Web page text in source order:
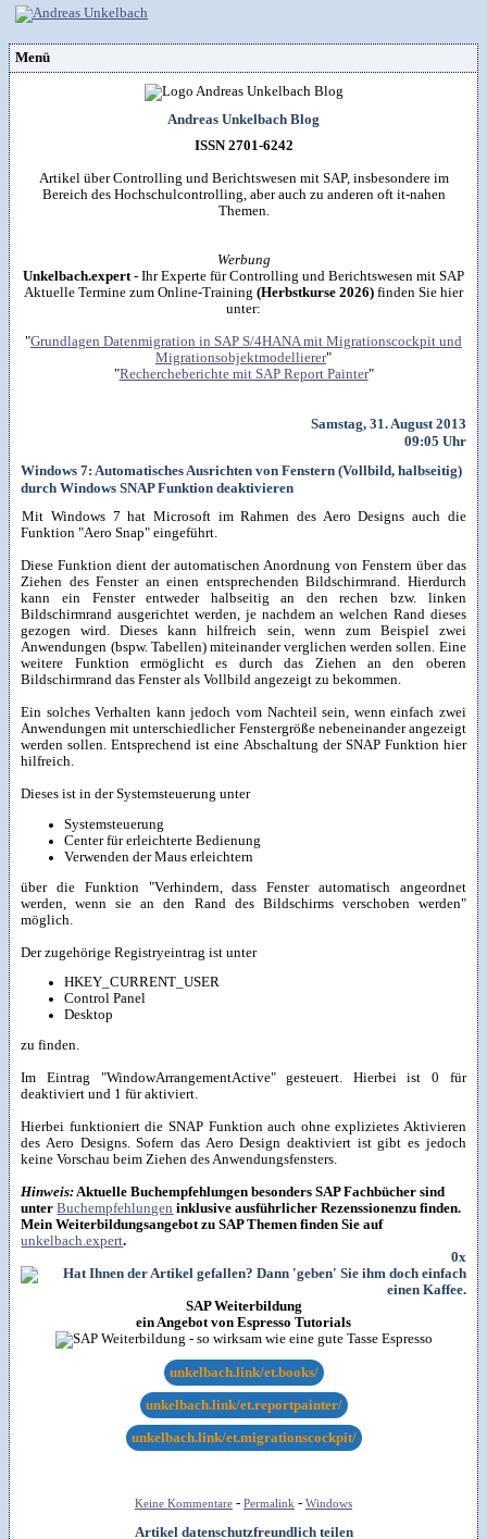
Menü
unkelbach.expert
Internet (149)
Office (90)
Artikelsuche
Apps für Android
Webempfehlungen
Workshop & Seminar
Autorenleben
Weitere Projekte
Datenschutzerklärung
Andreas Unkelbach Blog
ISSN 2701-6242
Artikel über Controlling und Berichtswesen mit SAP, insbesondere im
Bereich des Hochschulcontrolling, aber auch zu anderen oft it-nahen
Themen.
Werbung
Unkelbach.expert- Ihr Experte für Controlling und Berichtswesen mit SAP
Aktuelle Termine zum Online-Training (Herbstkurse 2026) finden Sie hier
unter:
"Grundlagen Datenmigration in SAP S/4HANA mit Migrationscockpit und
Migrationsobjektmodellierer"
"Rechercheberichte mit SAP Report Painter"
Samstag, 31. August 2013
09:05 Uhr
Windows 7: Automatisches Ausrichten von Fenstern (Vollbild, halbseitig)
durch Windows SNAP Funktion deaktivieren
Mit Windows 7 hat Microsoft im Rahmen des Aero Designs auch die
Funktion "Aero Snap" eingeführt.
Diese Funktion dient der automatischen Anordnung von Fenstern über das
Ziehen des Fenster an einen entsprechenden Bildschirmrand. Hierdurch
kann ein Fenster entweder halbseitig an den rechen bzw. linken
Bildschirmrand ausgerichtet werden, je nachdem an welchen Rand dieses
gezogen wird. Dieses kann hilfreich sein, wenn zum Beispiel zwei
Anwendungen (bspw. Tabellen) miteinander verglichen werden sollen. Eine
weitere Funktion ermöglicht es durch das Ziehen an den oberen
Bildschirmrand das Fenster als Vollbild angezeigt zu bekommen.
Ein solches Verhalten kann jedoch vom Nachteil sein, wenn einfach zwei
Anwendungen mit unterschiedlicher Fenstergröße nebeneinander angezeigt
werden sollen. Entsprechend ist eine Abschaltung der SNAP Funktion hier
hilfreich.
Dieses ist in der Systemsteuerung unter
Systemsteuerung
Center für erleichterte Bedienung
Verwenden der Maus erleichtern
über die Funktion "Verhindern, dass Fenster automatisch angeordnet
werden, wenn sie an den Rand des Bildschirms verschoben werden"
möglich.
Der zugehörige Registryeintrag ist unter
HKEY_CURRENT_USER
Control Panel
Desktop
zu finden.
Im Eintrag "WindowArrangementActive" gesteuert. Hierbei ist 0 für
deaktiviert und 1 für aktiviert.
Hierbei funktioniert die SNAP Funktion auch ohne explizietes Aktivieren
des Aero Designs. Sofern das Aero Design deaktiviert ist gibt es jedoch
keine Vorschau beim Ziehen des Anwendungsfensters.
Hinweis:Aktuelle Buchempfehlungen besonders SAP Fachbücher sind
unterBuchempfehlungen inklusive ausführlicher Rezenssionenzu finden.
Mein Weiterbildungsangebot zu SAP Themen finden Sie auf
unkelbach.expert.
0x
SAP Weiterbildung
ein Angebot von Espresso Tutorials
unkelbach.link/et.books/
unkelbach.link/et.reportpainter/
unkelbach.link/et.migrationscockpit/
Keine Kommentare - Permalink - Windows
Artikel datenschutzfreundlich teilen